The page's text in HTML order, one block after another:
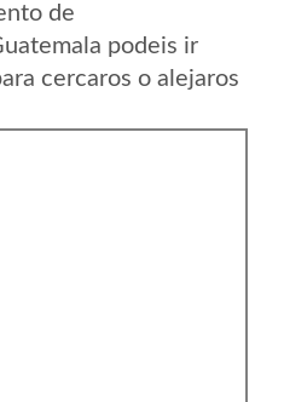
de
podeis ir
cercaros o alejaros